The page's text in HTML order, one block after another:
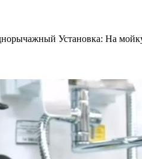
Установка: На